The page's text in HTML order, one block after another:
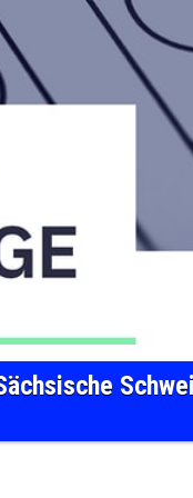
STEFFEN JANICH (AFD) GEWINNT